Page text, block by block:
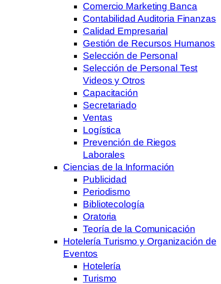
Comercio Marketing Banca
Contabilidad Auditoria Finanzas
Calidad Empresarial
Gestión de Recursos Humanos
Selección de Personal
Selección de Personal Test
Videos y Otros
Capacitación
Secretariado
Ventas
Logística
Prevención de Riegos
Laborales
Ciencias de la Información
Publicidad
Periodismo
Bibliotecología
Oratoria
Teoría de la Comunicación
Hotelería Turismo y Organización de
Eventos
Hotelería
Turismo